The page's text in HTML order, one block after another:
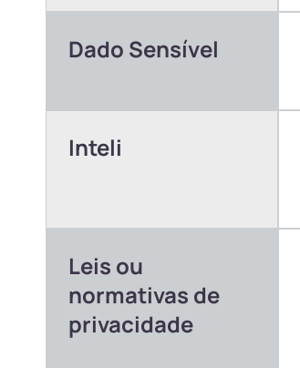
Dado Sensível
Inteli
Leis ou
normativas de
privacidade